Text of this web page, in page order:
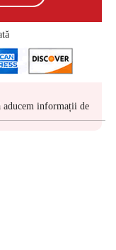
aducem informații de